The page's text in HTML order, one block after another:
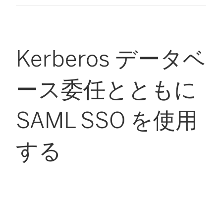
Kerberos データベ
ース委任とともに
SAML SSO を使用
する